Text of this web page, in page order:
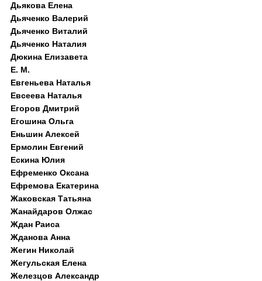
Дьякова Елена
Дьяченко Валерий
Дьяченко Виталий
Дьяченко Наталия
Дюкина Елизавета
Е. М.
Евгеньева Наталья
Евсеева Наталья
Егоров Дмитрий
Егошина Ольга
Еньшин Алексей
Ермолин Евгений
Ескина Юлия
Ефременко Оксана
Ефремова Екатерина
Жаковская Татьяна
Жанайдаров Олжас
Ждан Раиса
Жданова Анна
Жегин Николай
Жегульская Елена
Железцов Александр